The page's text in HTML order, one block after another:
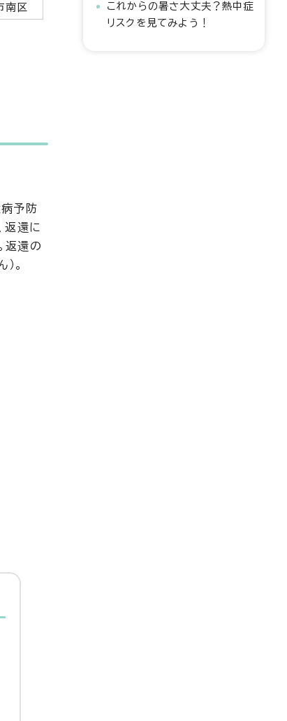
南区
予防
返還に
返還の
。
これからの暑さ大丈夫？熱中症
リスクを見てみよう！